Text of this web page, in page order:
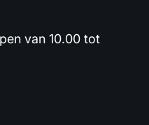
van 10.00 tot